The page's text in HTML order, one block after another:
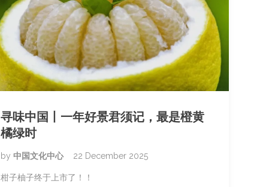
寻味中国丨一年好景君须记，最是橙黄
橘绿时
by 中国文化中心 22 December 2025
柑子柚子终于上市了！！